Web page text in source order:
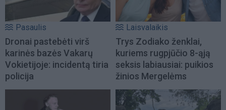
Pasaulis
Dronai pastebėti virš
karinės bazės Vakarų
Vokietijoje: incidentą tiria
policija
Laisvalaikis
Trys Zodiako ženklai,
kuriems rugpjūčio 8-ąją
seksis labiausiai: puikios
žinios Mergelėms